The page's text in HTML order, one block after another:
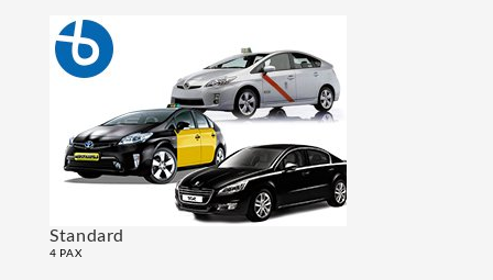
Standard
4 PAX